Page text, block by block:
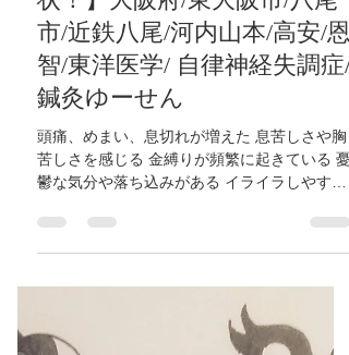
鍼灸ゆーせん
2024年3月18日
読了時間: 1分
状！】大阪府/東大阪市/八尾
智/東洋医学/ 自律神経失調症/
鍼灸ゆーせん